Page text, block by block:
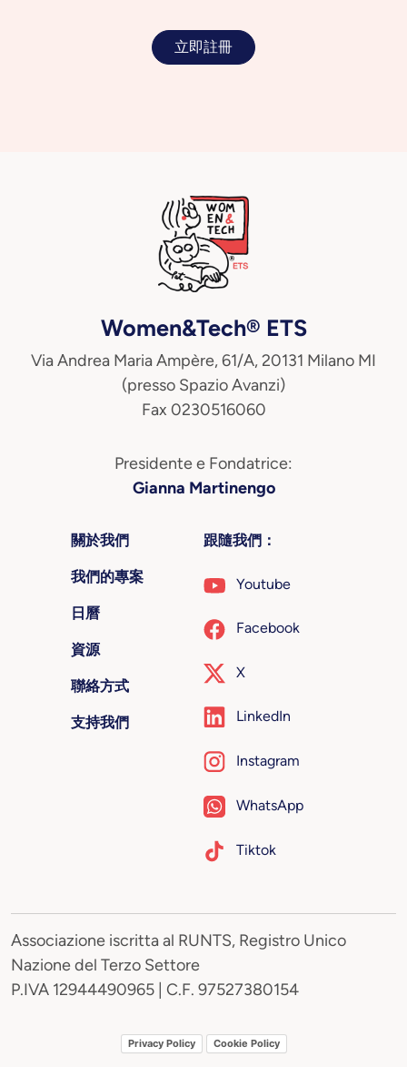
立即註冊
Women&Tech® ETS
Via Andrea Maria Ampère, 61/A, 20131 Milano MI
(presso Spazio Avanzi)
Fax 0230516060
Presidente e Fondatrice:
Gianna Martinengo
關於我們
我們的專案
日曆
資源
聯絡方式
支持我們
跟隨我們：
Youtube
Facebook
X
LinkedIn
Instagram
WhatsApp
Tiktok
Associazione iscritta al RUNTS, Registro Unico
Nazione del Terzo Settore
P.IVA 12944490965 | C.F. 97527380154
Privacy Policy Cookie Policy